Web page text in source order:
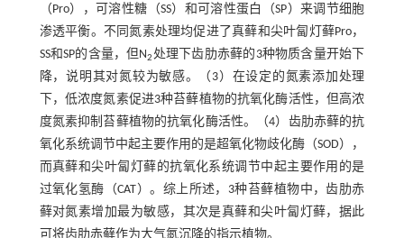
（Pro），可溶性糖（SS）和可溶性蛋白（SP）来调节细胞
渗透平衡。不同氮素处理均促进了真藓和尖叶匐灯藓Pro，
SS和SP的含量，但N2处理下齿肋赤藓的3种物质含量开始下
降，说明其对氮较为敏感。（3）在设定的氮素添加处理
下，低浓度氮素促进3种苔藓植物的抗氧化酶活性，但高浓
度氮素抑制苔藓植物的抗氧化酶活性。（4）齿肋赤藓的抗
氧化系统调节中起主要作用的是超氧化物歧化酶（SOD），
而真藓和尖叶匐灯藓的抗氧化系统调节中起主要作用的是
过氧化氢酶（CAT）。综上所述，3种苔藓植物中，齿肋赤
藓对氮素增加最为敏感，其次是真藓和尖叶匐灯藓，据此
可将齿肋赤藓作为大气氮沉降的指示植物。